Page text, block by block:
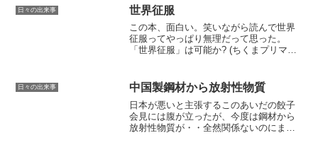
ではその男組の直筆原稿も含め過去から
現在までの直筆原稿が展示さ...
日々の出来事 世界征服
この本、面白い。笑いながら読んで世界
征服ってやっぱり無理だって思った。
「世界征服」は可能か? (ちくまプリマー
日々の出来事 中国製鋼材から放射性物質
日本が悪いと主張するこのあいだの餃子
会見には腹が立ったが、今度は鋼材から
放射性物質が・・全然関係ないのにまた